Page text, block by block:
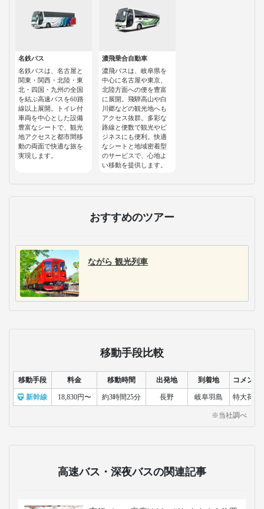
名鉄バス
名鉄バスは、名古屋と
関東・関西・北陸・東
北・四国・九州の全国
を結ぶ高速バスを60路
線以上展開。トイレ付
車両を中心とした設備
豊富なシートで、観光
地アクセスと都市間移
動の両面で快適な旅を
実現します。
濃飛乗合自動車
濃飛バスは、岐阜県を
中心に名古屋や東京、
北陸方面への便を豊富
に展開。飛騨高山や白
川郷などの観光地へも
アクセス抜群。多彩な
路線と便数で観光やビ
ジネスにも便利。快適
なシートと地域密着型
のサービスで、心地よ
い移動を提供します。
おすすめのツアー
ながら 観光列車
移動手段比較
移動手段 料金 移動時間 出発地 到着地 コメント
新幹線 18,830円〜 約3時間25分 長野 岐阜羽島 特大荷物
※当社調べ
高速バス・深夜バスの関連記事